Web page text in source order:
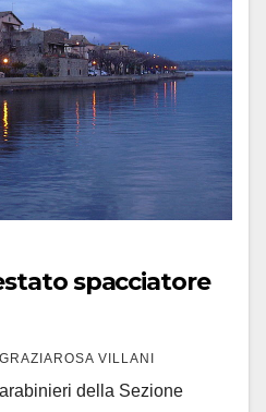
spacciatore
GRAZIAROSA VILLANI
della Sezione